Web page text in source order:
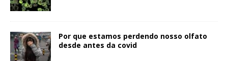
Por que estamos perdendo nosso olfato
desde antes da covid